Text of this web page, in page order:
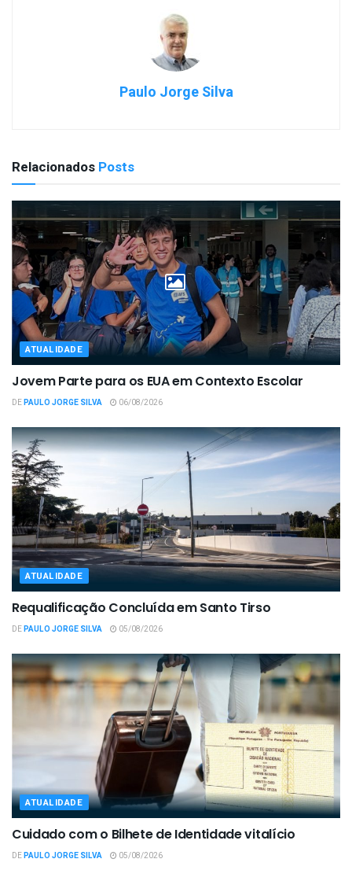
Paulo Jorge Silva
Relacionados Posts
ATUALIDADE
Jovem Parte para os EUA em Contexto Escolar
DEPAULO JORGE SILVA 06/08/2026
ATUALIDADE
Requalificação Concluída em Santo Tirso
DEPAULO JORGE SILVA 05/08/2026
ATUALIDADE
Cuidado com o Bilhete de Identidade vitalício
DEPAULO JORGE SILVA 05/08/2026